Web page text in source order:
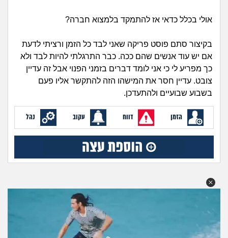
מתבגרים
מהבקו"ם... ועד מתי?!
לימודים וסטודנטים
חברים ואנשים
בית, שכנים ושותפים
שומרים על הגוף
פיננסי וכלכלה
אולי בכלל כדאי אז להתמקד בלמצוא חברה?
בקיצור סתם פוסט פריקה שאני לבד כל הזמן ורציתי לדעת
אם יש עוד אנשים שהם ככה. כבר התרגלתי להיות לבד ולא
כך מפריע לי כי אני לומד דברים בזמני הפנוי אבל זה עדיין
צובט. עדיין חסר את המישהו הזה להתקשר אליו פעם
בשבוע שבועיים ולהתעדכן.
הזמן דווח עקוב נהל